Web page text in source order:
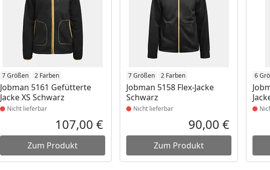
7 Größen 2 Farben
Jobman 5161 Gefütterte
Jacke XS Schwarz
Produkt nicht lieferbar
Nicht lieferbar
Aktueller Preis
107,00 €
Zum Produkt
7 Größen 2 Farben
Jobman 5158 Flex-Jacke
Schwarz
Produkt nicht lieferbar
Nicht lieferbar
Aktueller
90,00 €
Zum Produkt
6